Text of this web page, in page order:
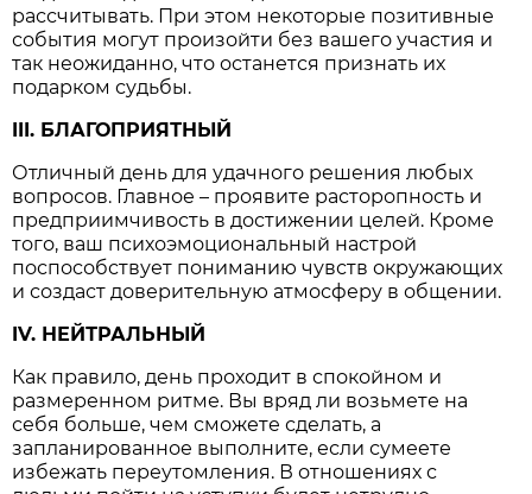
рассчитывать. При этом некоторые позитивные
события могут произойти без вашего участия и
так неожиданно, что останется признать их
подарком судьбы.
III. БЛАГОПРИЯТНЫЙ
Отличный день для удачного решения любых
вопросов. Главное – проявите расторопность и
предприимчивость в достижении целей. Кроме
того, ваш психоэмоциональный настрой
поспособствует пониманию чувств окружающих
и создаст доверительную атмосферу в общении.
IV. НЕЙТРАЛЬНЫЙ
Как правило, день проходит в спокойном и
размеренном ритме. Вы вряд ли возьмете на
себя больше, чем сможете сделать, а
запланированное выполните, если сумеете
избежать переутомления. В отношениях с